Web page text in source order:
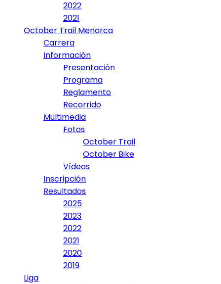
2022
2021
October Trail Menorca
Carrera
Información
Presentación
Programa
Reglamento
Recorrido
Multimedia
Fotos
October Trail
October Bike
Vídeos
Inscripción
Resultados
2025
2023
2022
2021
2020
2019
Liga